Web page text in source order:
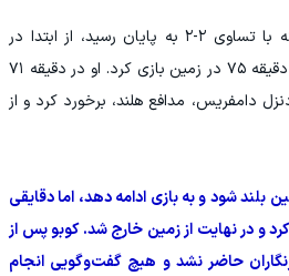
کوبو در مسابقه ژاپن و هلند که با تساوی ۲-۲ به پایان رسید، از ابتدا در
ترکیب اصلی حضور داشت و تا دقیقه ۷۵ در زمین بازی کرد. او در دقیقه ۷۱
دامفریس، مدافع هلند، برخورد کرد و از
بلند شود و به بازی ادامه دهد، اما دقایقی
در نهایت از زمین خارج شد. کوبو پس از
حاضر نشد و هیچ گفت‌وگویی انجام